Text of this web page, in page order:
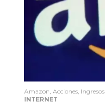
Amazon, Acciones, Ingresos
INTERNET